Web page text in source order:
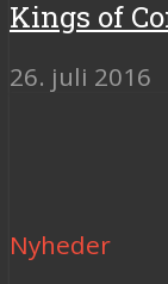
Kings of
26. juli 2016
Nyheder